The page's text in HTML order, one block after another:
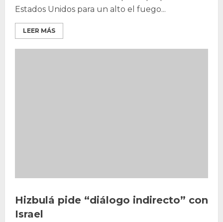
Estados Unidos para un alto el fuego...
LEER MÁS
Hizbulá pide “diálogo indirecto” con
Israel